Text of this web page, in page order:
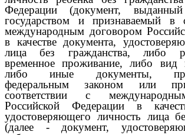
Федерации (документ,
государством и признаваемый в
международным договором
в качестве документа,
лица без гражданства, либо
временное проживание, либо вид
либо иные документы,
федеральным законом или
соответствии с
Российской Федерации в
удостоверяющего личность лица
(далее - документ,